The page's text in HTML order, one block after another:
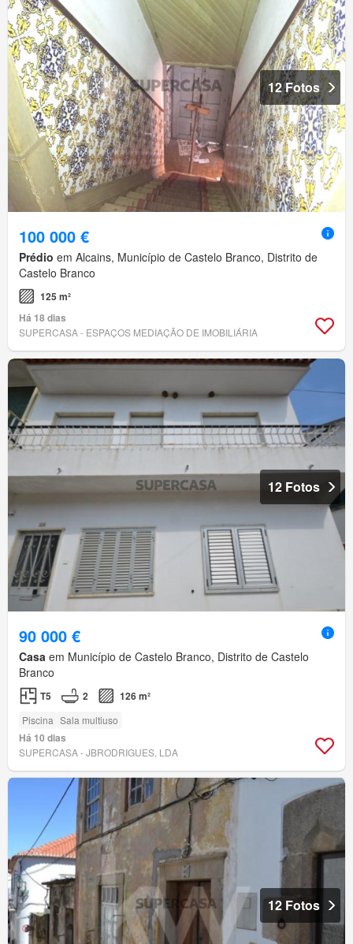
12 Fotos
100 000 €
Prédio em Alcains, Município de Castelo Branco, Distrito de
Castelo Branco
125 m²
Há 18 dias
SUPERCASA - ESPAÇOS MEDIAÇÃO DE IMOBILIÁRIA
12 Fotos
90 000 €
Casa em Município de Castelo Branco, Distrito de Castelo
Branco
T5 2 126 m²
Piscina Sala multiuso
Há 10 dias
SUPERCASA - JBRODRIGUES, LDA
12 Fotos